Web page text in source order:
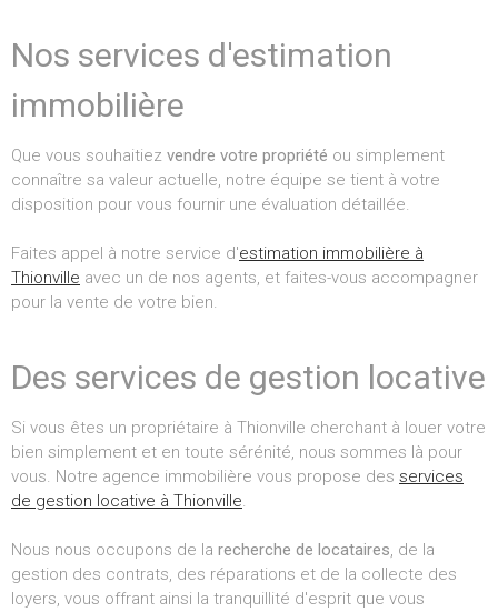
Nos services d'estimation
immobilière
Que vous souhaitiez vendre votre propriété ou simplement
connaître sa valeur actuelle, notre équipe se tient à votre
disposition pour vous fournir une évaluation détaillée.
Faites appel à notre service d'estimation immobilière à
Thionville avec un de nos agents, et faites-vous accompagner
pour la vente de votre bien.
Des services de gestion locative
Si vous êtes un propriétaire à Thionville cherchant à louer votre
bien simplement et en toute sérénité, nous sommes là pour
vous. Notre agence immobilière vous propose des services
de gestion locative à Thionville.
Nous nous occupons de la recherche de locataires, de la
gestion des contrats, des réparations et de la collecte des
loyers, vous offrant ainsi la tranquillité d'esprit que vous